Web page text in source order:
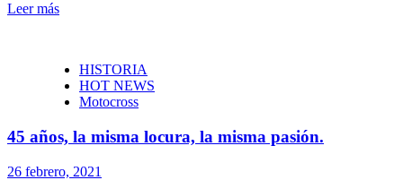
Leer más
HISTORIA
HOT NEWS
Motocross
45 años, la misma locura, la misma pasión.
26 febrero, 2021